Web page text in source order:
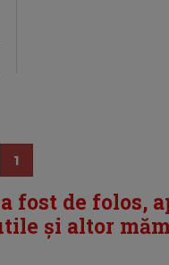
1
fost de folos,
și altor